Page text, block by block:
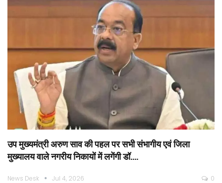
उप मुख्यमंत्री अरुण साव की पहल पर सभी संभागीय एवं जिला
मुख्यालय वाले नगरीय निकायों में लगेंगी डॉ.…
News Desk Jul 4, 2026 0